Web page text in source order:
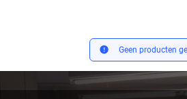
Geen producten